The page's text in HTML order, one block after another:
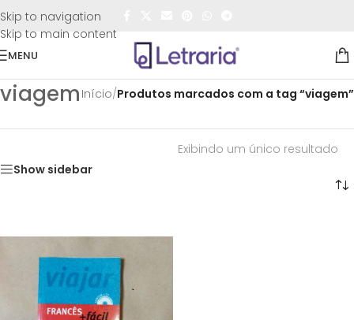
Skip to navigation
Skip to main content
FRETE GRÁTIS
MENU
viagem Início/Produtos marcados com a tag “viagem”
Show sidebar
Exibindo um único resultado